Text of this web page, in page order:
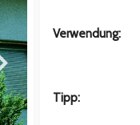
Zum nächsten Bild
Verwendung:
Tipp: